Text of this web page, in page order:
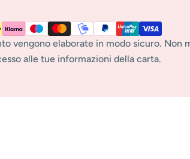
vengono elaborate in modo sicuro. Non
alle tue informazioni della carta.